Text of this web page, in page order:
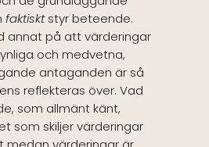
faktisktstyr beteende.
annat på att värderingar
och medvetna,
antaganden är så
reflekteras över. Vad
som allmänt känt,
som skiljer värderingar